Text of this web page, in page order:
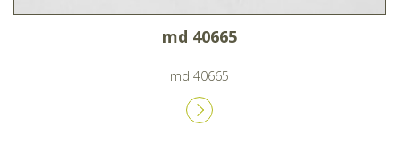
md 40665
md 40665